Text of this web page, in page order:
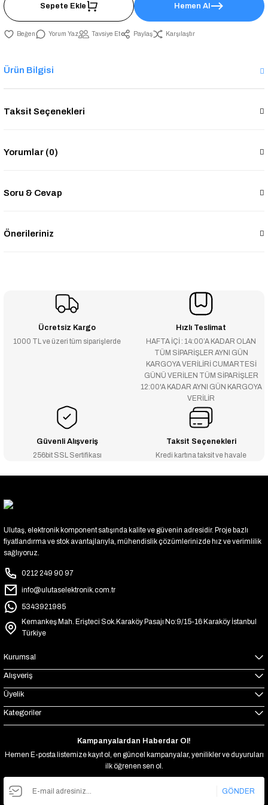
Sepete Ekle Hemen Al
Yorum Yaz Tavsiye Et Paylaş Karşılaştır
Ürün Bilgisi
Taksit Seçenekleri
Yorumlar (0)
Soru & Cevap
Önerileriniz
Ücretsiz Kargo
1000 TL ve üzeri tüm siparişlerde
Hızlı Teslimat
HAFTA İÇİ : 14:00’A KADAR OLAN
TÜM SİPARİŞLER AYNI GÜN
KARGOYA VERİLİRİ CUMARTESİ
GÜNÜ VERİLEN TÜM SİPARİŞLER
12:00'A KADAR AYNI GÜN KARGOYA
VERİLİR
Güvenli Alışveriş
256bit SSL Sertifikası
Taksit Seçenekleri
Kredi kartına taksit ve havale
Ulutaş, elektronik komponent satışında kalite ve güvenin adresidir. Proje bazlı
fiyatlandırma ve stok avantajlarıyla, mühendislik çözümlerinizde hız ve verimlilik
sağlıyoruz.
0212 249 90 97
info@ulutaselektronik.com.tr
5343921985
Kemankeş Mah. Erişteci Sok.Karaköy Pasajı No:9/15-16 Karaköy İstanbul
Türkiye
Kurumsal
Alışveriş
Üyelik
Kategoriler
Kampanyalardan Haberdar Ol!
Hemen E-posta listemize kayıt ol, en güncel kampanyalar, yenilikler ve duyuruları
ilk öğrenen sen ol.
GÖNDER